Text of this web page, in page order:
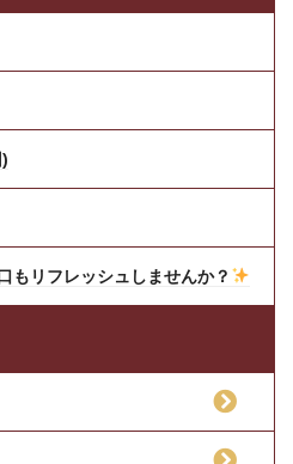
もリフレッシュしませんか？